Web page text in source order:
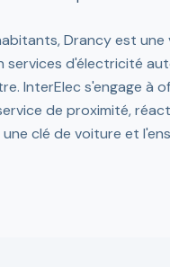
Drancy est une
services d'électricité
InterElec s'engage à
de proximité,
clé de voiture et